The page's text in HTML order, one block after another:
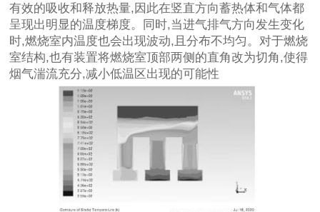
有效的吸收和释放热量,因此在竖直方向蓄热体和气体都
呈现出明显的温度梯度。同时,当进气排气方向发生变化
时,燃烧室内温度也会出现波动,且分布不均匀。对于燃烧
室结构,也有装置将燃烧室顶部两侧的直角改为切角,使得
烟气湍流充分,减小低温区出现的可能性